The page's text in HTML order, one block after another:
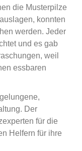
die Musterpilze
konnten
werden. Jeder
und es gab
weil
essbaren
Der
für die
Helfern für ihre